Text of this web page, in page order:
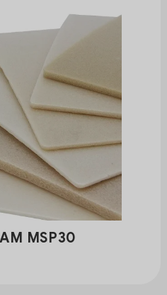
MSP30